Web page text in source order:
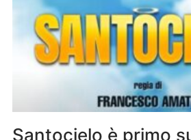
Santocielo è primo